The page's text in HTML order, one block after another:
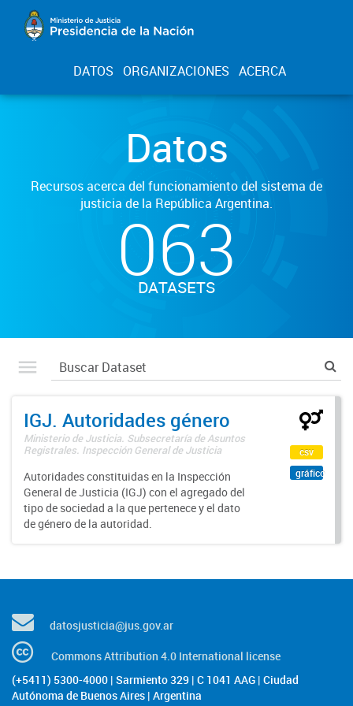
DATOS ORGANIZACIONES ACERCA
Datos
Recursos acerca del funcionamiento del sistema de
justicia de la República Argentina.
063
DATASETS
IGJ. Autoridades género
Ministerio de Justicia. Subsecretaría de Asuntos
Registrales. Inspección General de Justicia
Autoridades constituidas en la Inspección
General de Justicia (IGJ) con el agregado del
tipo de sociedad a la que pertenece y el dato
de género de la autoridad.
csv
gráfico
datosjusticia@jus.gov.ar
Commons Attribution 4.0 International license
(+5411) 5300-4000 | Sarmiento 329 | C 1041 AAG | Ciudad
Autónoma de Buenos Aires | Argentina